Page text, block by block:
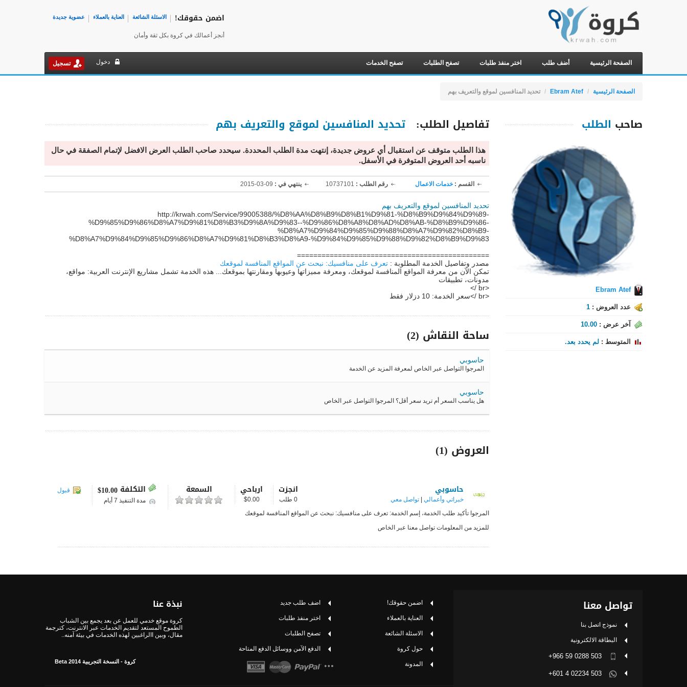
اضمن حقوقك! الاسئلة الشائعة العناية بالعملاء عضوية جديدة
أنجز أعمالك في كروة بكل ثقة وأمان
الصفحة الرئيسية أضف طلب اختر منفذ طلبات تصفح الطلبات تصفح الخدمات تسجيل دخول
الصفحة الرئيسية Ebram Atef تحديد المنافسين لموقع والتعريف بهم
صاحب الطلب
Ebram Atef
عدد العروض : 1
آخر عرض : 10.00
المتوسط : لم يحدد بعد.
تفاصيل الطلب: تحديد المنافسين لموقع والتعريف بهم
هذا الطلب متوقف عن استقبال أي عروض جديدة، إنتهت مدة الطلب المحددة. سيحدد صاحب الطلب العرض الافضل لإتمام الصفقة في حال
ناسبه أحد العروض المتوفرة في الأسفل.
القسم : خدمات الاعمال رقم الطلب : ينتهي في :
تحديد المنافسين لموقع والتعريف بهم
http://krwah.com/Service/99005388/%D8%AA%D8%B9%D8%B1%D9%81-%D8%B9%D9%84%D9%89-
%D9%85%D9%86%D8%A7%D9%81%D8%B3%D9%8A%D9%83--%D9%86%D8%A8%D8%AD%D8%AB-%D8%B9%D9%86-
%D8%A7%D9%84%D9%85%D9%88%D8%A7%D9%82%D8%B9-
%D8%A7%D9%84%D9%85%D9%86%D8%A7%D9%81%D8%B3%D8%A9-%D9%84%D9%85%D9%88%D9%82%D8%B9%D9%83
===============================================
مصدر وتفاصيل الخدمة المطلوبة : تعرف على منافسيك: نبحث عن المواقع المنافسة لموقعك
تمكن الآن من معرفة المواقع المنافسة لموقعك، ومعرفة مميزاتها وعيوبها ومقارنتها بموقعك... هذه الخدمة تشمل مشاريع الإنترنت العربية: مواقع،
مدونات، تطبيقات
<br />
<br />سعر الخدمة: 10 دزلار فقط
ساحة النقاش (2)
حاسوبي
المرجوا التواصل عبر الخاص لمعرفة المزيد عن الخدمة
حاسوبي
هل يناسب السعر أم تريد سعر أقل؟ المرجوا التواصل عبر الخاص
العروض (1)
قبول التكلفة
مدة التنفيذ
السمعة ارباحي
$0.00
انجزت
0 طلب
حاسوبي
خبراتي وأعمالي
تواصل معي
المرجوا تأكيد طلب الخدمة، إسم الخدمة: تعرف على منافسيك: نبحث عن المواقع المنافسة لموقعك
للمزيد من المعلومات تواصل معنا عبر الخاص
تواصل معنا
نموذج اتصل بنا
البطاقة الالكترونية
503 0288 59 966+
503 02234 4 601+
اضمن حقوقك!
العناية بالعملاء
الاسئلة الشائعة
حول كروة
المدونة
اضف طلب جديد
اختر منفذ طلبات
تصفح الطلبات
الدفع الآمن ووسائل الدفع المتاحة
نبذة عنا
كروة موقع خدمي للعمل عن بعد يجمع بين الشباب
الطموح المستعد لتقديم الخدمات عبر الانترنت، كترجمة
مقال، وبين االراغبين لهذه الخدمات في بيئة آمنه..
كروة - النسخة التجريبية Beta 2014